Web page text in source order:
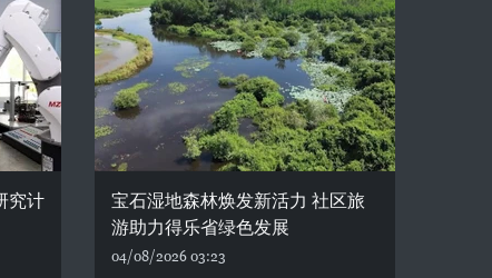
究计
宝石湿地森林焕发新活力 社区旅
游助力得乐省绿色发展
04/08/2026 03:23